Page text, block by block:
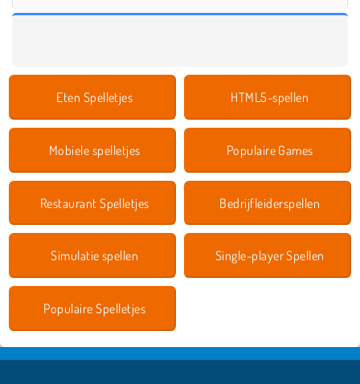
Eten Spelletjes HTML5-spellen
Mobiele spelletjes Populaire Games
Restaurant Spelletjes Bedrijfleiderspellen
Simulatie spellen Single-player Spellen
Populaire Spelletjes